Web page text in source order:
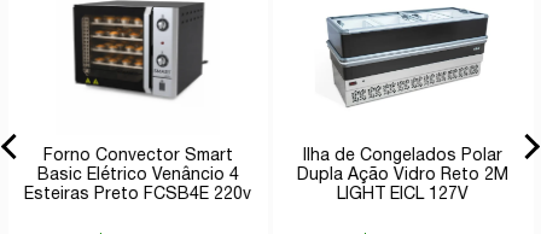
Forno Convector Smart
Basic Elétrico Venâncio 4
Esteiras Preto FCSB4E 220v
Ilha de Congelados Polar
Dupla Ação Vidro Reto 2M
LIGHT EICL 127V